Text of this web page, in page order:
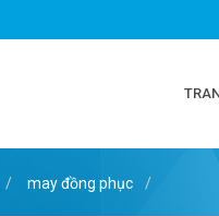
may đồng phục